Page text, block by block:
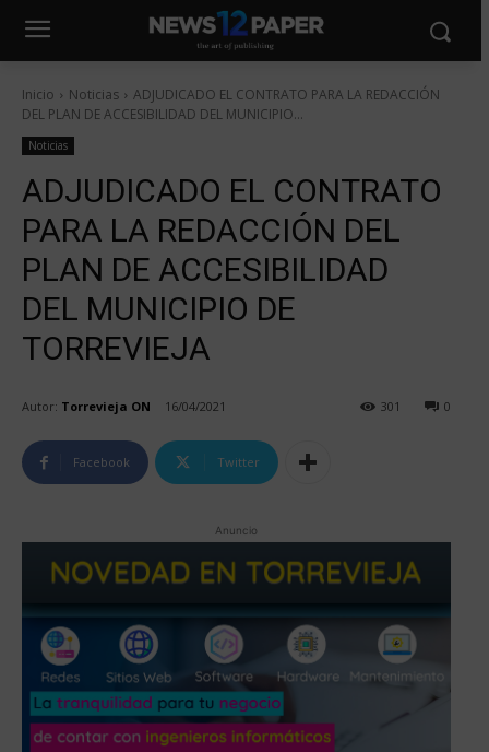
Inicio Noticias
ADJUDICADO EL CONTRATO PARA LA REDACCIÓN
DEL PLAN DE ACCESIBILIDAD DEL MUNICIPIO...
Noticias
ADJUDICADO EL CONTRATO
PARA LA REDACCIÓN DEL
PLAN DE ACCESIBILIDAD
DEL MUNICIPIO DE
TORREVIEJA
Autor: Torrevieja ON 16/04/2021 0
301
Facebook Twitter
Anuncio